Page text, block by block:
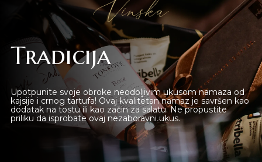
Novi Sad
Online shop
Beograd
Gift Shop
Vinska
Tradicija
Upotpunite svoje obroke neodoljivim ukusom namaza od
kajsije i crnog tartufa! Ovaj kvalitetan namaz je savršen kao
dodatak na tostu ili kao začin za salatu. Ne propustite
priliku da isprobate ovaj nezaboravni ukus.